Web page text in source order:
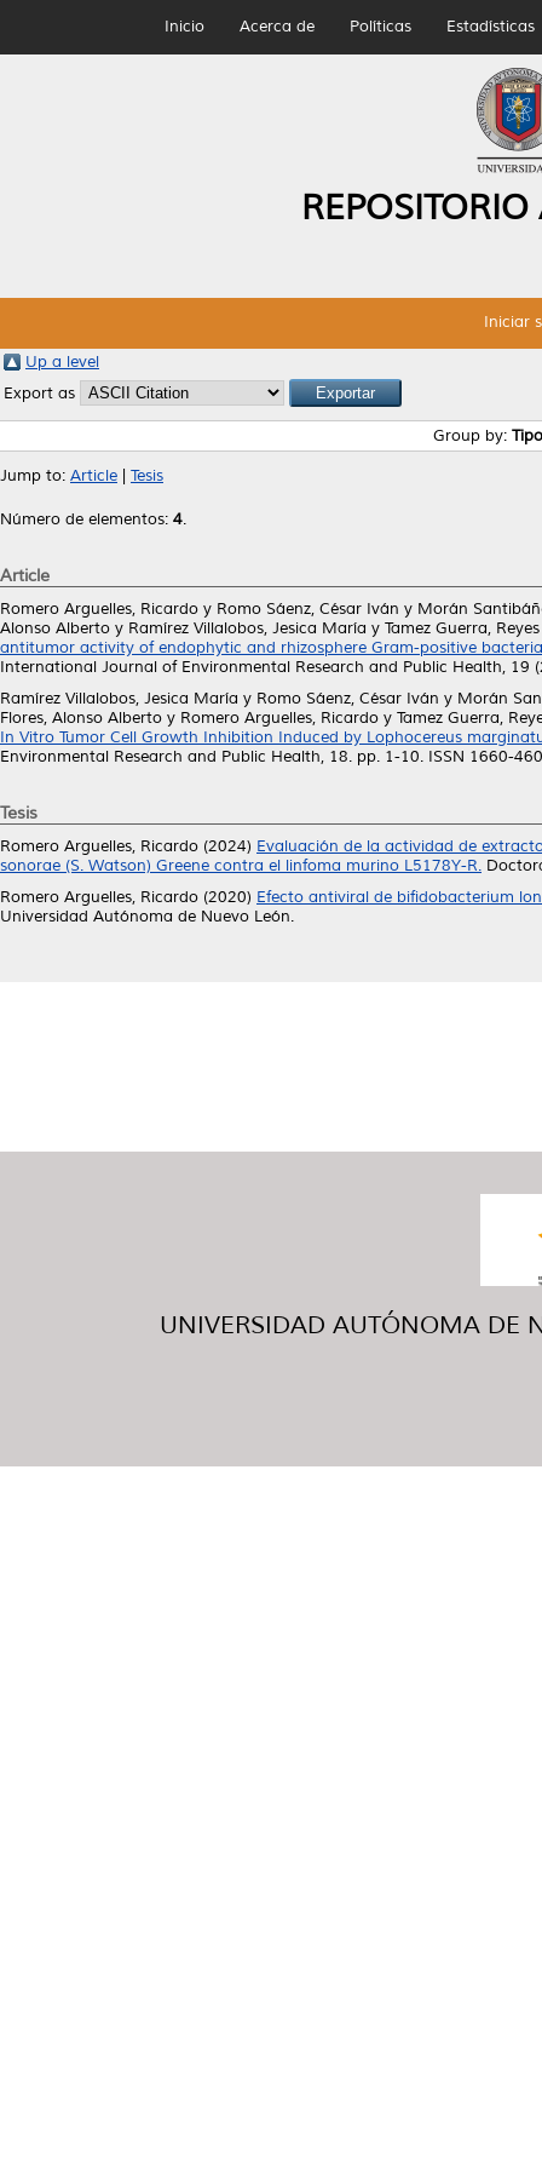
Inicio Acerca de Políticas Estadísticas
Iniciar
Up a level
Export as
Group by:
Jump to: Article Tesis
Número de elementos: 4.
Article
Romero Arguelles, Ricardo y Romo Sáenz, César Iván y Morán
Alonso Alberto y Ramírez Villalobos, Jesica María y Tamez Guerra,
antitumor activity of endophytic and rhizosphere Gram-positive
International Journal of Environmental Research and Public Health, 19
Ramírez Villalobos, Jesica María y Romo Sáenz, César Iván y Morán
Flores, Alonso Alberto y Romero Arguelles, Ricardo y Tamez Guerra,
In Vitro Tumor Cell Growth Inhibition Induced by Lophocereus
Environmental Research and Public Health, 18. pp. 1-10. ISSN 1660-
Tesis
Romero Arguelles, Ricardo (2024) Evaluación de la actividad de
sonorae (S. Watson) Greene contra el linfoma murino L5178Y-R.
Romero Arguelles, Ricardo (2020) Efecto antiviral de bifidobacterium
Universidad Autónoma de Nuevo León.
UNIVERSIDAD AUTÓNOMA DE